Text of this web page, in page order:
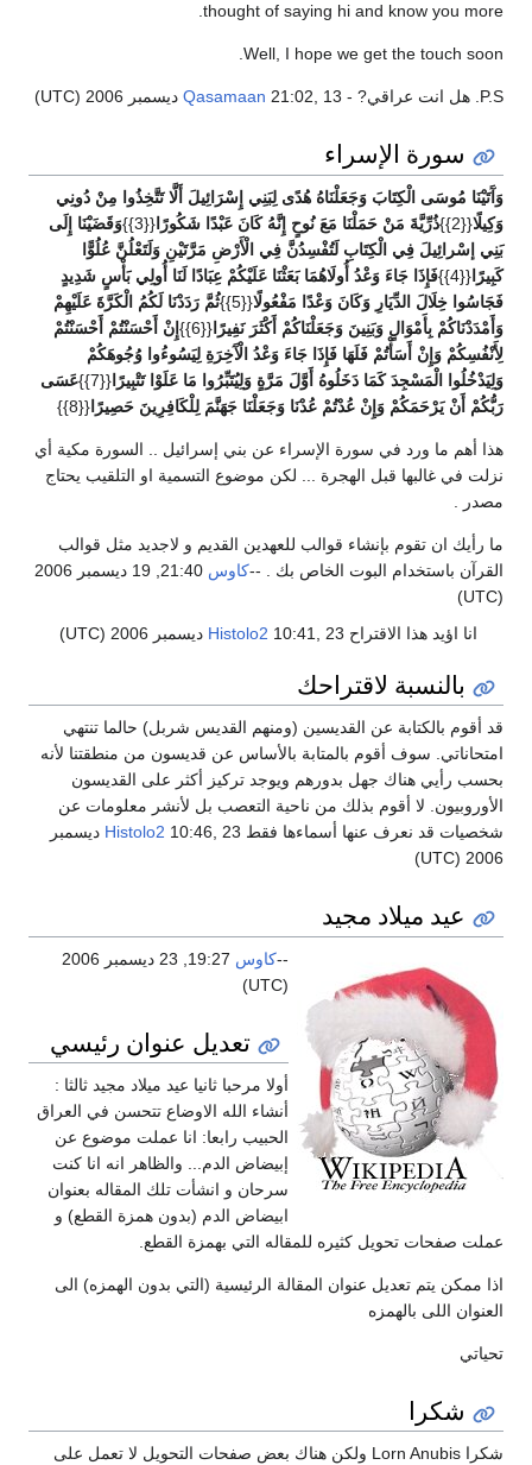
thought of saying hi and know you more.
Well, I hope we get the touch soon.
P.S. هل انت عراقي? - Qasamaan 21:02, 13 ديسمبر 2006 (UTC)
سورة الإسراء
وَآَتَيْنَا مُوسَى الْكِتَابَ وَجَعَلْنَاهُ هُدًى لِبَنِي إِسْرَائِيلَ أَلَّا تَتَّخِذُوا مِنْ دُونِي
{{2}} ذُرِّيَّةَ مَنْ حَمَلْنَا مَعَ نُوحٍ إِنَّهُ كَانَ عَبْدًا شَكُورًا {{3}}
وَقَضَيْنَا إِلَى
بَنِي إسْرائِيلَ فِي الْكِتَابِ لَتُفْسِدُنَّ فِي الْأَرْضِ مَرَّتَيْنِ وَلَتَعْلُنَّ عُلُوًّا
كَبِيرًا {{4}}
فَإِذَا جَاءَ وَعْدُ أُولَاهُمَا بَعَثْنَا عَلَيْكُمْ عِبَادًا لَنَا أُولِي بَأْسٍ شَدِيدٍ
فَجَاسُوا خِلَالَ الدِّيَارِ وَكَانَ وَعْدًا مَفْعُولًا{{5}}
ثُمَّ رَدَدْنَا لَكُمُ الْكَرَّةَ عَلَيْهِمْ
وَأَمْدَدْنَاكُمْ بِأَمْوَالٍ وَبَنِينَ وَجَعَلْنَاكُمْ أَكْثَرَ نَفِيرًا {{6}}
إِنْ أَحْسَنْتُمْ أَحْسَنْتُمْ
لِأَنْفُسِكُمْ وَإِنْ أَسَأْتُمْ فَلَهَا فَإِذَا جَاءَ وَعْدُ الْآَخِرَةِ لِيَسُوءُوا وُجُوهَكُمْ
وَلِيَدْخُلُوا الْمَسْجِدَ كَمَا دَخَلُوهُ أَوَّلَ مَرَّةٍ وَلِيُتَبِّرُوا مَا عَلَوْا تَتْبِيرًا {{7}}
عَسَى
رَبُّكُمْ أَنْ يَرْحَمَكُمْ وَإِنْ عُدْتُمْ عُدْنَا وَجَعَلْنَا جَهَنَّمَ لِلْكَافِرِينَ حَصِيرًا {{8}}
هذا أهم ما ورد في سورة الإسراء عن بني إسرائيل .. السورة مكية أي
نزلت في غالبها قبل الهجرة ... لكن موضوع التسمية او التلقيب يحتاج
مصدر .
ما رأيك ان تقوم بإنشاء قوالب للعهدين القديم و لاجديد مثل قوالب
القرآن باستخدام البوت الخاص بك . --كاوس
21:40, 19 ديسمبر 2006
(UTC)
انا اؤيد هذا الاقتراح
Histolo2 10:41, 23 ديسمبر 2006 (UTC)
بالنسبة لاقتراحك
قد أقوم بالكتابة عن القديسين (ومنهم القديس شربل) حالما تنتهي
امتحاناتي. سوف أقوم بالمتابة بالأساس عن قديسون من منطقتنا لأنه
بحسب رأيي هناك جهل بدورهم ويوجد تركيز أكثر على القديسون
الأوروبيون. لا أقوم بذلك من ناحية التعصب بل لأنشر معلومات عن
شخصيات قد نعرف عنها أسماءها فقط
Histolo2 10:46, 23 ديسمبر
2006 (UTC)
عيد ميلاد مجيد
--كاوس
19:27, 23 ديسمبر 2006
(UTC)
تعديل عنوان رئيسي
أولا مرحبا ثانيا عيد ميلاد مجيد ثالثا :
أنشاء الله الاوضاع تتحسن في العراق
الحبيب رابعا: انا عملت موضوع عن
إبيضاض الدم... والظاهر انه انا كنت
سرحان و انشأت تلك المقاله بعنوان
ابيضاض الدم (بدون همزة القطع) و
عملت صفحات تحويل كثيره للمقاله التي بهمزة القطع.
اذا ممكن يتم تعديل عنوان المقالة الرئيسية (التي بدون الهمزه) الى
العنوان اللى بالهمزه
تحياتي
شكرا
شكرا Lorn Anubis ولكن هناك بعض صفحات التحويل لا تعمل على